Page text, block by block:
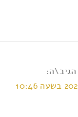
הגיב\ה: